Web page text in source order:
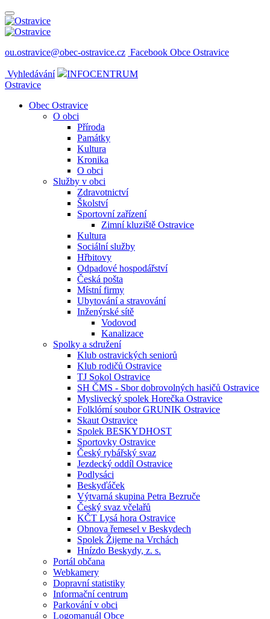
ou.ostravice@obec-ostravice.cz Facebook Obce Ostravice
Vyhledávání
INFOCENTRUM
Ostravice
Obec Ostravice
O obci
Příroda
Památky
Kultura
Kronika
O obci
Služby v obci
Zdravotnictví
Školství
Sportovní zařízení
Zimní kluziště Ostravice
Kultura
Sociální služby
Hřbitovy
Odpadové hospodářství
Česká pošta
Místní firmy
Ubytování a stravování
Inženýrské sítě
Vodovod
Kanalizace
Spolky a sdružení
Klub ostravických seniorů
Klub rodičů Ostravice
TJ Sokol Ostravice
SH ČMS - Sbor dobrovolných hasičů Ostravice
Myslivecký spolek Horečka Ostravice
Folklórní soubor GRUNIK Ostravice
Skaut Ostravice
Spolek BESKYDHOST
Sportovky Ostravice
Český rybářský svaz
Jezdecký oddíl Ostravice
Podlysáci
Beskyďáček
Výtvarná skupina Petra Bezruče
Český svaz včelařů
KČT Lysá hora Ostravice
Obnova řemesel v Beskydech
Spolek Žijeme na Vrchách
Hnízdo Beskydy, z. s.
Portál občana
Webkamery
Dopravní statistiky
Informační centrum
Parkování v obci
Logomanuál Obce